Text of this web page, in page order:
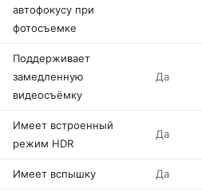
автофокусу при
фотосъемке
Поддерживает
замедленную
видеосъёмку
Да
Имеет встроенный
режим HDR
Да
Имеет вспышку Да